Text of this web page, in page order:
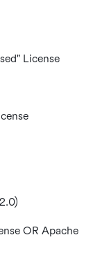
License
OR Apache